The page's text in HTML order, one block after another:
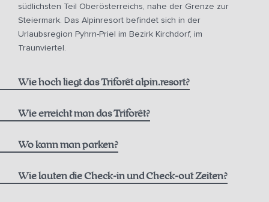
südlichsten Teil Oberösterreichs, nahe der Grenze zur
Steiermark. Das Alpinresort befindet sich in der
Urlaubsregion Pyhrn-Priel im Bezirk Kirchdorf, im
Traunviertel.
Wie hoch liegt das Triforêt alpin.resort?
Wie erreicht man das Triforêt?
Wo kann man parken?
Wie lauten die Check-in und Check-out Zeiten?